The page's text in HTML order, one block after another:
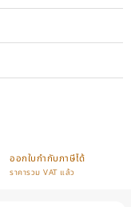
ออกใบกำกับภาษีได้
ราคารวม VAT แล้ว